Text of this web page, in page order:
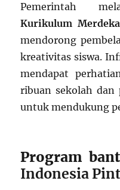
Pemerintah
Kurikulum Merdeka
mendorong
kreativitas siswa.
mendapat
ribuan sekolah dan
untuk mendukung
Program
Indonesia